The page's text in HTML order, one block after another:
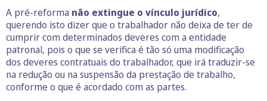
A pré-reforma não extingue o vínculo jurídico,
querendo isto dizer que o trabalhador não deixa de ter de
cumprir com determinados deveres com a entidade
patronal, pois o que se verifica é tão só uma modificação
dos deveres contratuais do trabalhador, que irá traduzir-se
na redução ou na suspensão da prestação de trabalho,
conforme o que é acordado com as partes.